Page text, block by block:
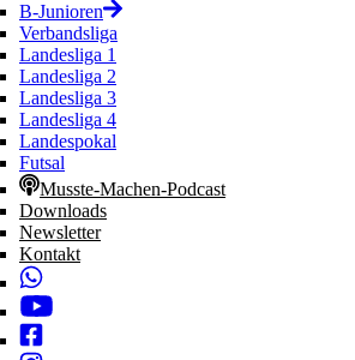
B-Junioren
Verbandsliga
Landesliga 1
Landesliga 2
Landesliga 3
Landesliga 4
Landespokal
Futsal
Musste-Machen-Podcast
Downloads
Newsletter
Kontakt